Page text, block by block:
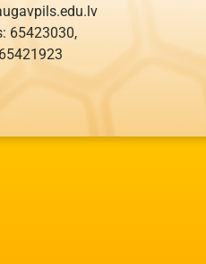
65423030,